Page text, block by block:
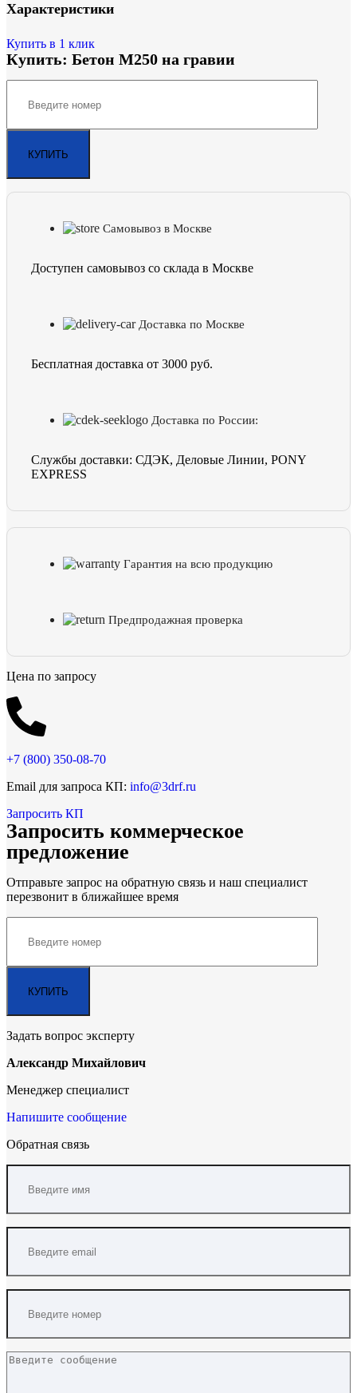
Характеристики
Купить в 1 клик
Купить: Бетон М250 на гравии
Самовывоз в Москве
Доступен самовывоз со склада в Москве
Доставка по Москве
Бесплатная доставка от 3000 руб.
Доставка по России:
Службы доставки: СДЭК, Деловые Линии, PONY
EXPRESS
Гарантия на всю продукцию
Предпродажная проверка
Цена по запросу
+7 (800) 350-08-70
Email для запроса КП: info@3drf.ru
Запросить КП
Запросить коммерческое
предложение
Отправьте запрос на обратную связь и наш специалист
перезвонит в ближайшее время
Задать вопрос эксперту
Александр Михайлович
Менеджер специалист
Напишите сообщение
Обратная связь